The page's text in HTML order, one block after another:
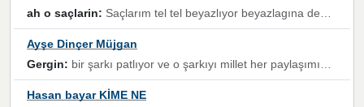
ah o saçlarin: Saçlarım tel tel beyazlıyor beyazlagına degil yanımda sen yoksun ona üzülüyorum günler bir bir geçiyor geçen günlere değil sensiz geçen günlere darılıyorum,Dinledikce asla kavusamayacagim ama asla unutamicagim sevdiğim adam için yanar içim
Ayşe Dinçer Müjgan
Gergin: bir şarkı patlıyor ve o şarkıyı millet her paylaşımın altına koyuyor ve öyle bir durum hal alıyor ki şarkıyı dinlemeden şarkıdan bikıyorsun Ama bu enteresan bir şekilde dillere dolanıyor millet olarak seviyoruz dertlerle boğuşurken bir yandan da göbek atmayi))) diyeceklerim bu kadar güzel hoş bir sayfa emeğinize sağlık arkadaşlar kolay gelsin
Hasan bayar KİME NE